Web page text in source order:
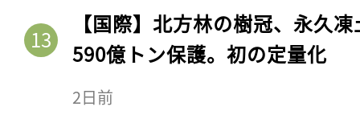
【国際】北方林の樹冠、永久
590億トン保護。初の定量化
2日前